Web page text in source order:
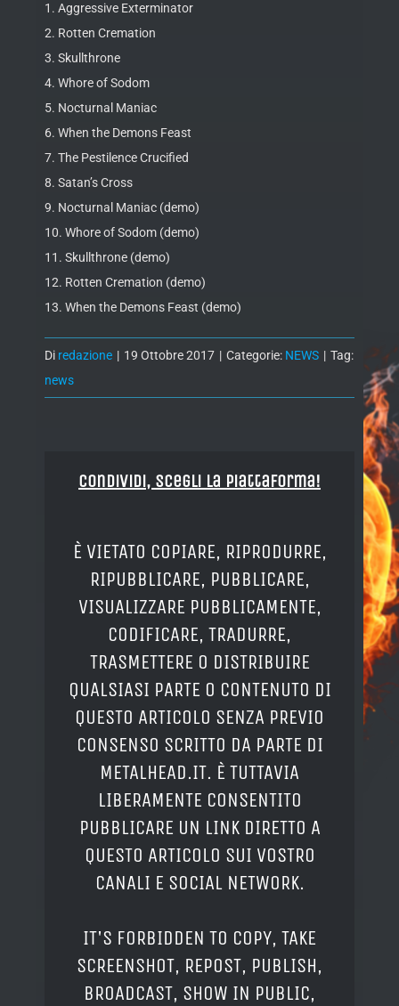
1. Aggressive Exterminator
2. Rotten Cremation
3. Skullthrone
4. Whore of Sodom
5. Nocturnal Maniac
6. When the Demons Feast
7. The Pestilence Crucified
8. Satan’s Cross
9. Nocturnal Maniac (demo)
10. Whore of Sodom (demo)
11. Skullthrone (demo)
12. Rotten Cremation (demo)
13. When the Demons Feast (demo)
Di redazione | 19 Ottobre 2017 | Categorie: NEWS | Tag:
news
Condividi, Scegli la piattaforma!
È VIETATO COPIARE, RIPRODURRE,
RIPUBBLICARE, PUBBLICARE,
VISUALIZZARE PUBBLICAMENTE,
CODIFICARE, TRADURRE,
TRASMETTERE O DISTRIBUIRE
QUALSIASI PARTE O CONTENUTO DI
QUESTO ARTICOLO SENZA PREVIO
CONSENSO SCRITTO DA PARTE DI
METALHEAD.IT. È TUTTAVIA
LIBERAMENTE CONSENTITO
PUBBLICARE UN LINK DIRETTO A
QUESTO ARTICOLO SUI VOSTRO
CANALI E SOCIAL NETWORK.
IT'S FORBIDDEN TO COPY, TAKE
SCREENSHOT, REPOST, PUBLISH,
BROADCAST, SHOW IN PUBLIC,